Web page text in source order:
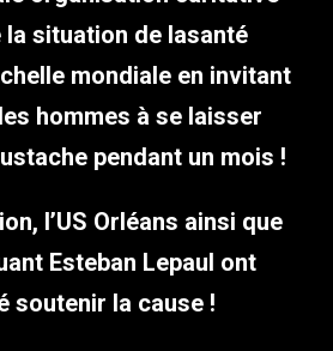
la situation de lasanté
mondiale en invitant
hommes à se laisser
pendant un mois !
l’US Orléans ainsi que
Esteban Lepaul ont
soutenir la cause !